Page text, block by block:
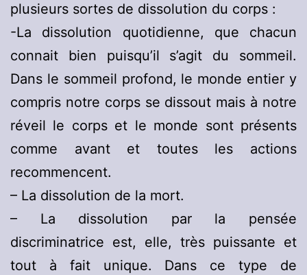
plusieurs sortes de dissolution du corps :
-La dissolution quotidienne, que chacun
connait bien puisqu’il s’agit du sommeil.
Dans le sommeil profond, le monde entier y
compris notre corps se dissout mais à notre
réveil le corps et le monde sont présents
comme avant et toutes les actions
recommencent.
– La dissolution de la mort.
– La dissolution par la pensée
discriminatrice est, elle, très puissante et
tout à fait unique. Dans ce type de